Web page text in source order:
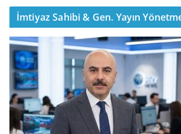
İmtiyaz Sahibi & Gen. Yayın